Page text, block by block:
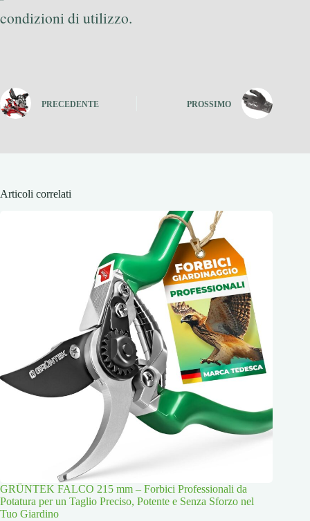
condizioni di utilizzo.
PRECEDENTE PROSSIMO
Articoli correlati
GRÜNTEK FALCO 215 mm – Forbici Professionali da
Potatura per un Taglio Preciso, Potente e Senza Sforzo nel
Tuo Giardino